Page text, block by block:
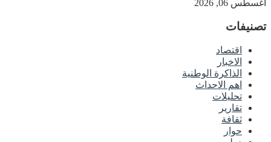
أغسطس 06, 2026
تصنيفات
اقتصاد
الاخبار
الذاكرة الوطنية
اهم الاحداث
تحليلات
تقارير
ثقافة
حوار